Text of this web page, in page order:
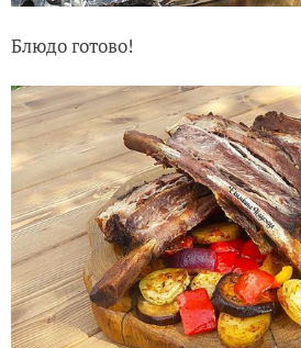
Блюдо готово!